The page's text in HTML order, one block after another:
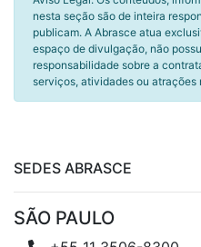
nesta seção são de inteira
publicam. A Abrasce atua
espaço de divulgação, não
responsabilidade sobre a
serviços, atividades ou atrações
SEDES ABRASCE
SÃO PAULO